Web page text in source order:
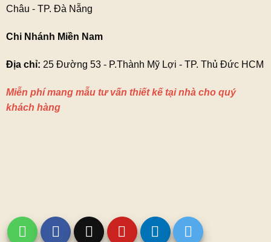
Châu - TP. Đà Nẵng
Chi Nhánh Miền Nam
Địa chỉ: 25 Đường 53 - P.Thành Mỹ Lợi - TP. Thủ Đức HCM
Miễn phí mang mẫu tư vấn thiết kế tại nhà cho quý
khách hàng